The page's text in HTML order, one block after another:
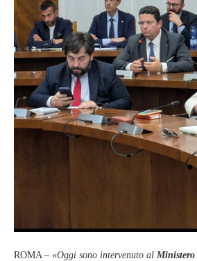
ROMA – «Oggi sono intervenuto al Ministero